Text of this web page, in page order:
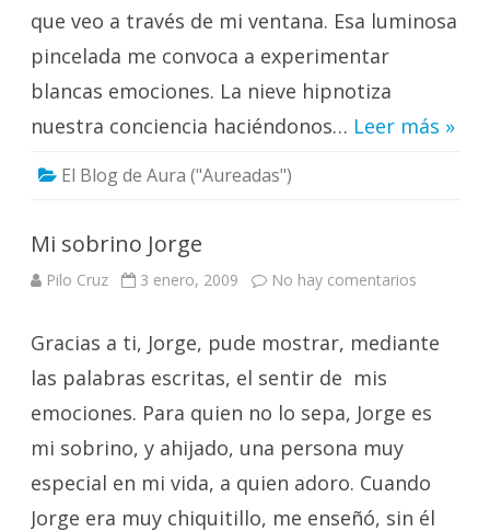
que veo a través de mi ventana. Esa luminosa
pincelada me convoca a experimentar
blancas emociones. La nieve hipnotiza
nuestra conciencia haciéndonos… Leer más »
El Blog de Aura ("Aureadas")
Mi sobrino Jorge
Pilo Cruz 3 enero, 2009 No hay comentarios
Gracias a ti, Jorge, pude mostrar, mediante
las palabras escritas, el sentir de mis
emociones. Para quien no lo sepa, Jorge es
mi sobrino, y ahijado, una persona muy
especial en mi vida, a quien adoro. Cuando
Jorge era muy chiquitillo, me enseñó, sin él